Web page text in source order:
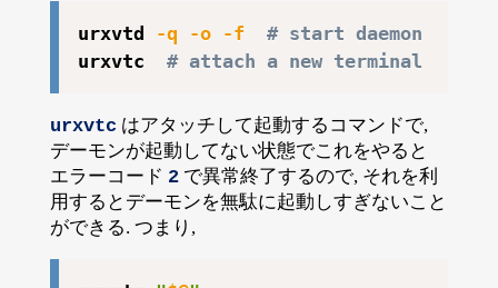
urxvtd -q -o -f
# start daemon
urxvtc # attach a new terminal
urxvtc はアタッチして起動するコマンドで,
デーモンが起動してない状態でこれをやると
エラーコード 2で異常終了するので, それを利
用するとデーモンを無駄に起動しすぎないこと
ができる. つまり,